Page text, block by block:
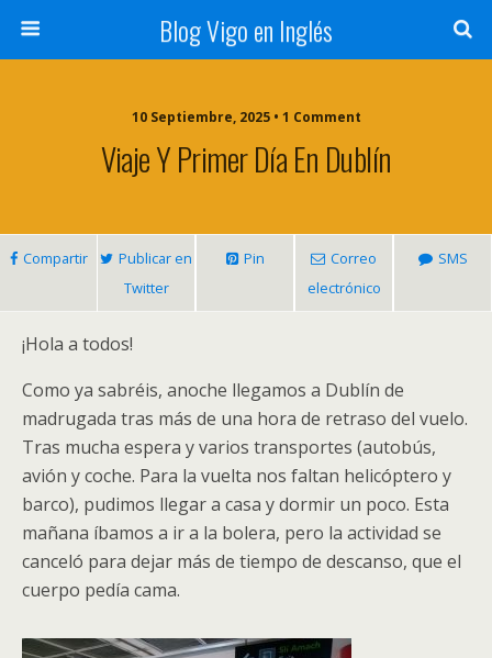
Blog Vigo en Inglés
10 Septiembre, 2025 • 1 Comment
Viaje Y Primer Día En Dublín
Compartir
Publicar en
Twitter
Pin
Correo
electrónico
SMS
¡Hola a todos!
Como ya sabréis, anoche llegamos a Dublín de
madrugada tras más de una hora de retraso del vuelo.
Tras mucha espera y varios transportes (autobús,
avión y coche. Para la vuelta nos faltan helicóptero y
barco), pudimos llegar a casa y dormir un poco. Esta
mañana íbamos a ir a la bolera, pero la actividad se
canceló para dejar más de tiempo de descanso, que el
cuerpo pedía cama.